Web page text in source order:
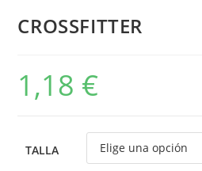
CROSSFITTER
1,18 €
TALLA